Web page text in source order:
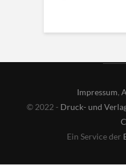
Impressum,
© 2022 - Druck- und
Ein Service der